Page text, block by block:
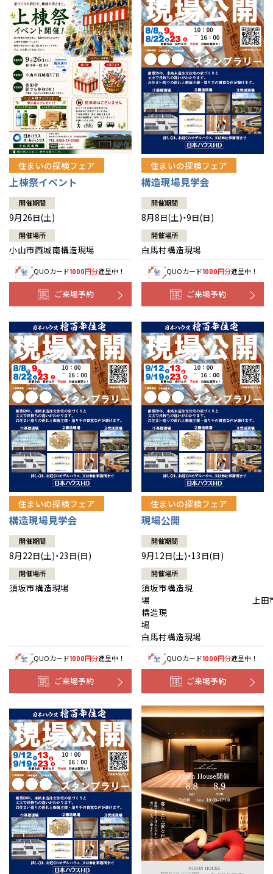
住まいの探検フェア
上棟祭イベント
開催期間
9月26日(土)
開催場所
小山市西城南構造現場
QUOカード1000円分進呈中！
ご来場予約
住まいの探検フェア
構造現場見学会
開催期間
8月8日(土)・9日(日)
開催場所
白馬村構造現場
QUOカード1000円分進呈中！
ご来場予約
住まいの探検フェア
構造現場見学会
開催期間
8月22日(土)・23日(日)
開催場所
須坂市構造現場
QUOカード1000円分進呈中！
ご来場予約
住まいの探検フェア
現場公開
開催期間
9月12日(土)・13日(日)
開催場所
須坂市構造現
場 上田
構造現
白馬村構造現場
QUOカード1000円分進呈中！
ご来場予約